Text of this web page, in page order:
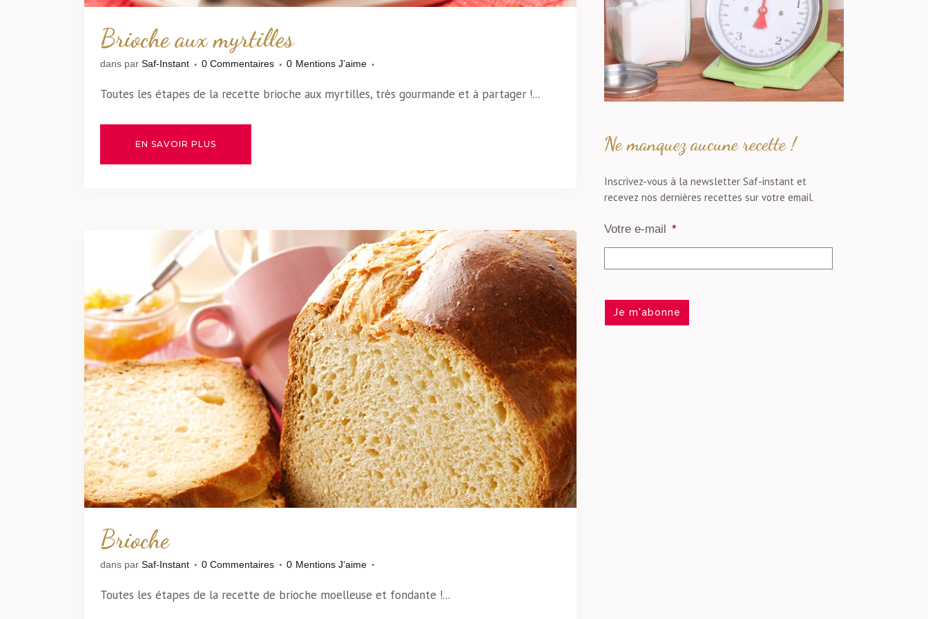
Brioche aux myrtilles
dans par Saf-Instant 0 Commentaires 0 Mentions J’aime
Toutes les étapes de la recette brioche aux myrtilles, très gourmande et à partager !...
EN SAVOIR PLUS
Brioche
dans par Saf-Instant 0 Commentaires 0 Mentions J’aime
Toutes les étapes de la recette de brioche moelleuse et fondante !...
Ne manquez aucune recette !
Inscrivez-vous à la newsletter Saf-instant et
recevez nos dernières recettes sur votre email.
Votre e-mail *